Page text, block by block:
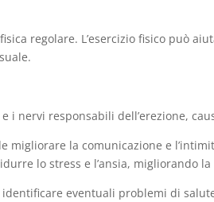
regolare. L’esercizio fisico può
i nervi responsabili dell’erezione,
migliorare la comunicazione e
lo stress e l’ansia, migliorando
eventuali problemi di